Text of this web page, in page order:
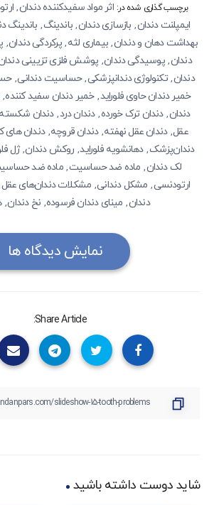
برچسب گذاری شده در: اثر مواد سفیدکننده دندان,
ایمپلنت دندان, بازسازی دندان,باندینگ, باندینگ
بهداشت دهان و دندان,بیماری لثه,پرکردگی دندان,
دندان,پوسیدگی‌ دندان, پوشش فلزی تزیینی
دندان,تکنولوژی دندانپزشکی,حساسیت دندانی,
خمیر دندان حاوی فلوراید,خمیر دندان‌ سفید کننده,
دندان,دندان ترک خورده,دندان درد,دندان شکسته
عقل,دندان عقل نهفته,دندان قروچه,دندان های
دندان‌پزشک,دهانشویه فلوراید, روکش دندان,ژل
لک دندان, ماده ضد حساسیت,ماده ضد
ارتودنسی, مشکل دندانی, مشکلات دندان‌های عقل
دندان, مینای دندان فرسوده, نخ دندان,
نمایش دیدگاه ها
Share Article:
شاید دوست داشته باشید